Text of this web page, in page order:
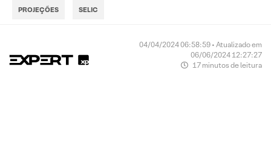
PROJEÇÕES SELIC
04/04/2024 06:58:59 • Atualizado em
06/06/2024 12:27:27
17 minutos de leitura